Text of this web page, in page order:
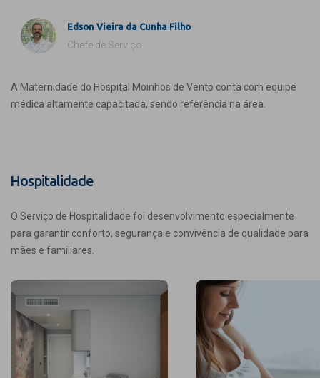
Edson Vieira da Cunha Filho
Chefe de Serviço
A Maternidade do Hospital Moinhos de Vento conta com equipe
médica altamente capacitada, sendo referência na área.
Hospitalidade
O Serviço de Hospitalidade foi desenvolvimento especialmente
para garantir conforto, segurança e convivência de qualidade para
mães e familiares.